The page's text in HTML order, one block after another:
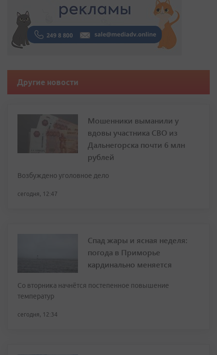
Другие новости
Мошенники выманили у
вдовы участника СВО из
Дальнегорска почти 6 млн
рублей
Возбуждено уголовное дело
сегодня, 12:47
Спад жары и ясная неделя:
погода в Приморье
кардинально меняется
Со вторника начнётся постепенное повышение
температур
сегодня, 12:34